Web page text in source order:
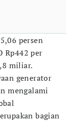
persen
Rp442 per
miliar.
generator
mengalami
bagian